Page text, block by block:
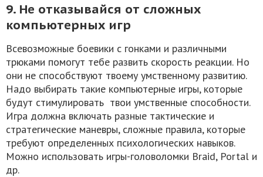
9. Не отказывайся от сложных
компьютерных игр
Всевозможные боевики с гонками и различными
трюками помогут тебе развить скорость реакции. Но
они не способствуют твоему умственному развитию.
Надо выбирать такие компьютерные игры, которые
будут стимулировать твои умственные способности.
Игра должна включать разные тактические и
стратегические маневры, сложные правила, которые
требуют определенных психологических навыков.
Можно использовать игры-головоломки Braid, Роrtal и
др.